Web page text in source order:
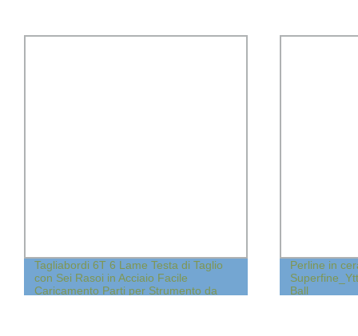
Tagliabordi 6T 6 Lame Testa di Taglio
con Sei Rasoi in Acciaio Facile
Caricamento Parti per Strumento da
Perline in
Ball